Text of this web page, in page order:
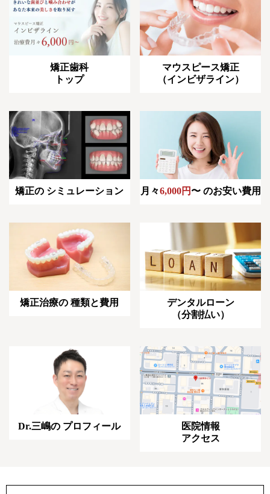
矯正歯科
トップ
マウスピース矯正
（インビザライン）
矯正の シミュレーション 月々6,000円 〜 のお安い費用
矯正治療の 種類と費用
デンタルローン
（分割払い）
Dr.三嶋の プロフィール
医院情報
アクセス